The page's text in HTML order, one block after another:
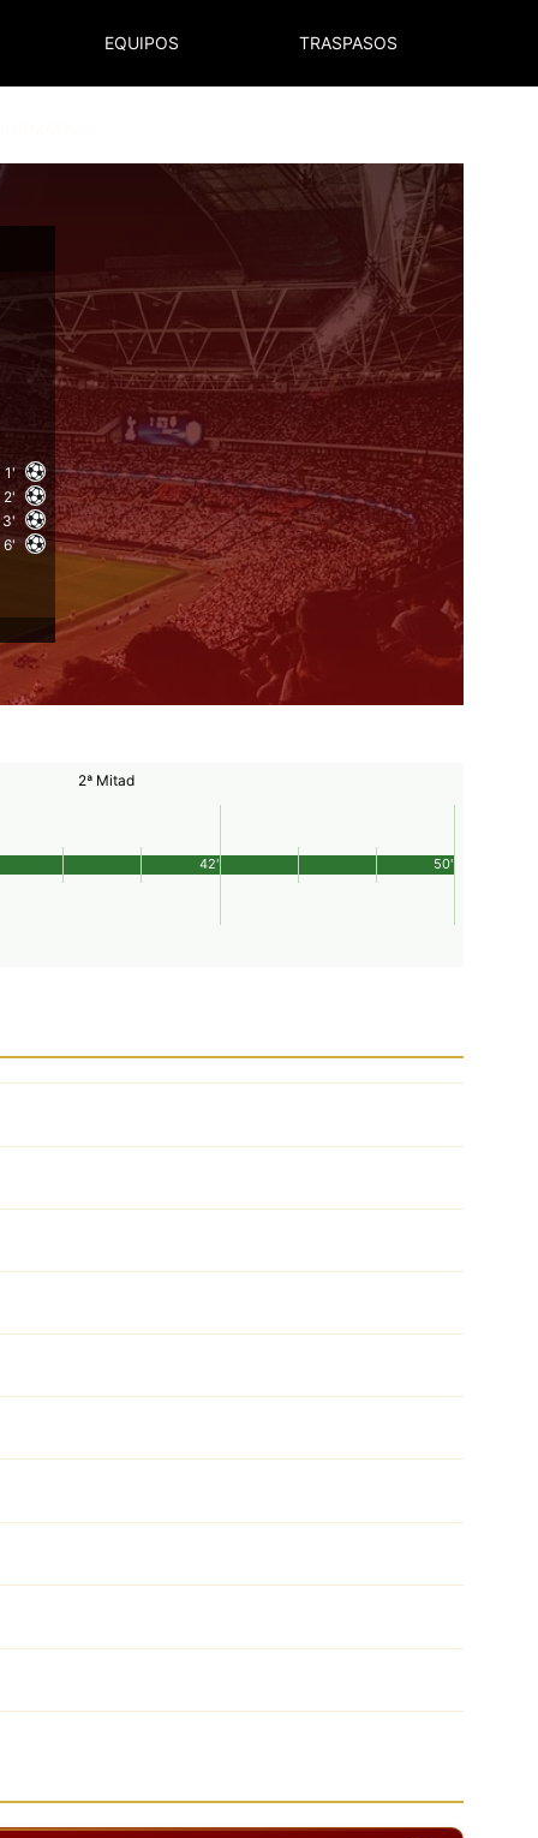
EQUIPOS TRASPASOS
1'
2'
3'
6'
2ª Mitad
50'
42'